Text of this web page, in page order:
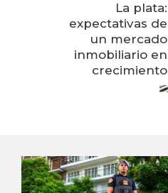
La plata:
expectativas de
un mercado
inmobiliario en
crecimiento